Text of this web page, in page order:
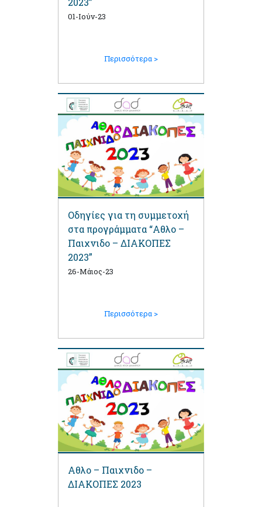
01-Ιούν-23
Περισσότερα >
Οδηγίες για τη συμμετοχή
στα προγράμματα “Αθλο –
Παιχνιδο – ΔΙΑΚΟΠΕΣ
2023”
26-Μάιος-23
Περισσότερα >
Αθλο – Παιχνιδο –
ΔΙΑΚΟΠΕΣ 2023